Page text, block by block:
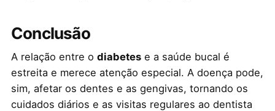
Conclusão
A relação entre o diabetese a saúde bucal é
estreita e merece atenção especial. A doença pode,
sim, afetar os dentes e as gengivas, tornando os
cuidados diários e as visitas regulares ao dentista